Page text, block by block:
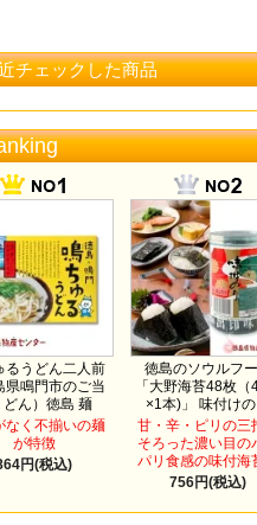
チェックした商品
るうどん二人前
県鳴門市のご当
どん）徳島 麺
なく不揃いの麺
が特徴
円(税込)
徳島のソウルフ
「大野海苔48枚（
×1本)」 味付けの
甘・辛・ピリの三
そろった濃い目の
パリ食感の味付海
756円(税込)